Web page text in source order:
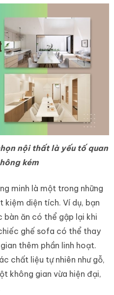
nội thất là yếu tố quan
kém
minh là một trong những
diện tích. Ví dụ, bạn
bàn ăn có thể gập lại khi
ghế sofa có thể thay
thêm phần linh hoạt.
chất liệu tự nhiên như gỗ,
không gian vừa hiện đại,